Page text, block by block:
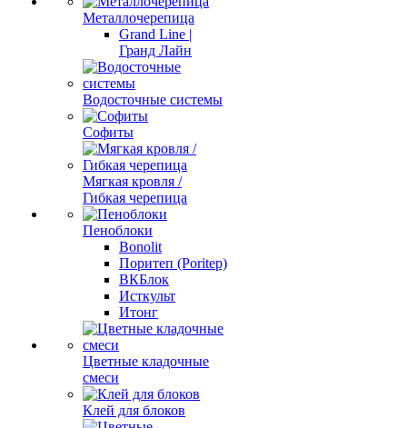
Металлочерепица
Grand Line |
Гранд Лайн
Водосточные системы
Софиты
Мягкая кровля /
Гибкая черепица
Пеноблоки
Bonolit
Поритеп (Poritep)
ВКБлок
Исткульт
Итонг
Цветные кладочные
смеси
Клей для блоков